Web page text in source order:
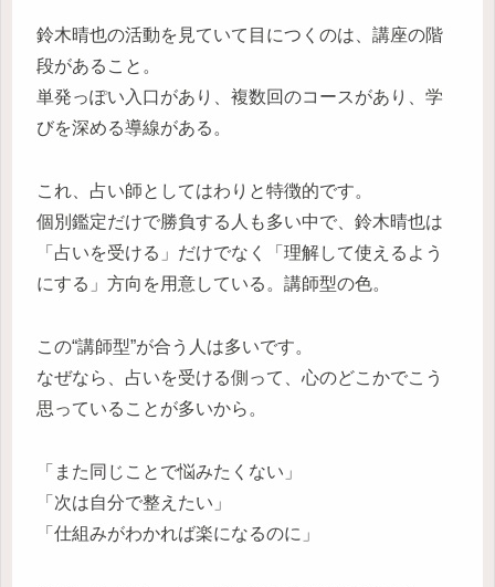
鈴木晴也の活動を見ていて目につくのは、講座の階
段があること。
単発っぽい入口があり、複数回のコースがあり、学
びを深める導線がある。
これ、占い師としてはわりと特徴的です。
個別鑑定だけで勝負する人も多い中で、鈴木晴也は
「占いを受ける」だけでなく「理解して使えるよう
にする」方向を用意している。講師型の色。
この“講師型”が合う人は多いです。
なぜなら、占いを受ける側って、心のどこかでこう
思っていることが多いから。
「また同じことで悩みたくない」
「次は自分で整えたい」
「仕組みがわかれば楽になるのに」